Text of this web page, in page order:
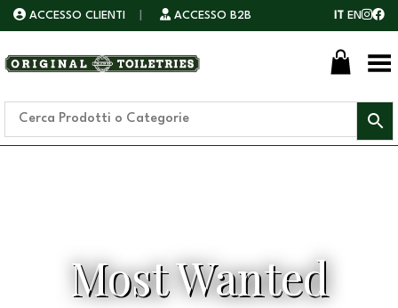
ACCESSO CLIENTI ACCESSO B2B IT EN
Toggle Menu
Most Wanted